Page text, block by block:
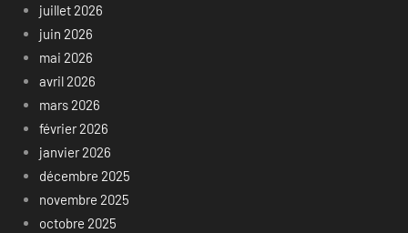
juillet 2026
juin 2026
mai 2026
avril 2026
mars 2026
février 2026
janvier 2026
décembre 2025
novembre 2025
octobre 2025